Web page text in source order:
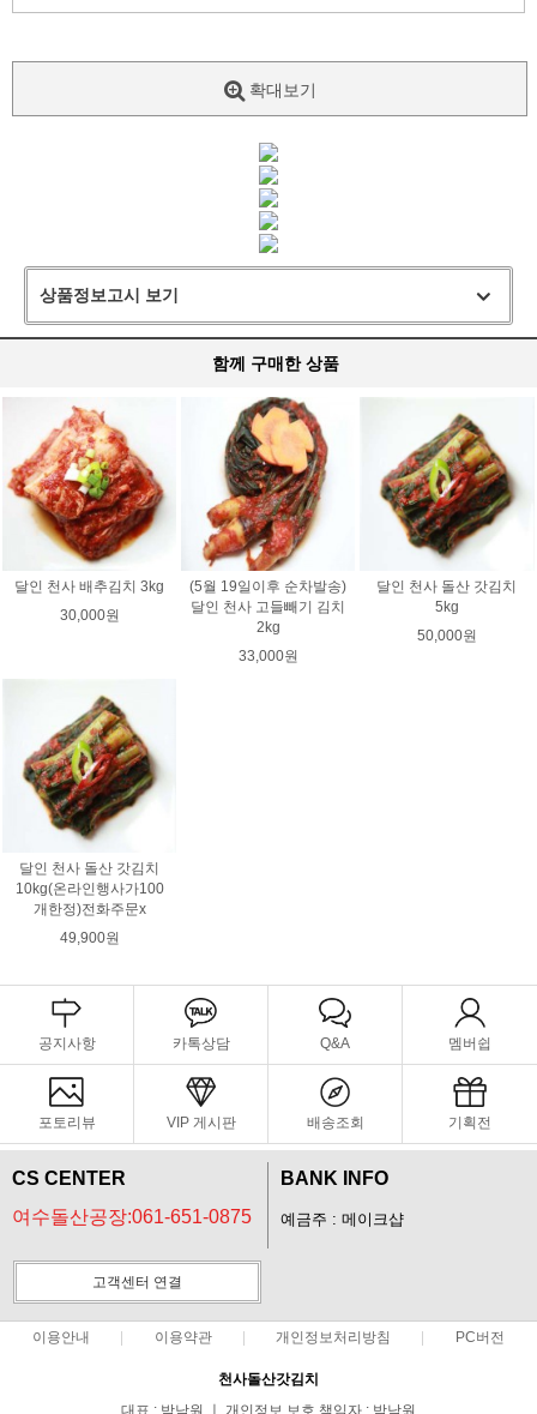
확대보기
상품정보고시 보기
함께 구매한 상품
달인 천사 배추김치 3kg
30,000원
(5월 19일이후 순차발송)
달인 천사 고들빼기 김치
2kg
33,000원
달인 천사 돌산 갓김치
5kg
50,000원
달인 천사 돌산 갓김치
10kg(온라인행사가100
개한정)전화주문x
49,900원
공지사항 카톡상담 Q&A 멤버쉽
포토리뷰 VIP 게시판 배송조회 기획전
CS CENTER
여수돌산공장:061-651-0875
BANK INFO
예금주 : 메이크샵
고객센터 연결
이용안내 이용약관 개인정보처리방침 PC버전
천사돌산갓김치
대표 : 박낙원 ㅣ 개인정보 보호 책임자 : 박낙원